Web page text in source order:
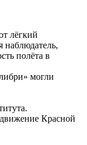
лёгкий
наблюдатель,
полёта в
могли
Красной